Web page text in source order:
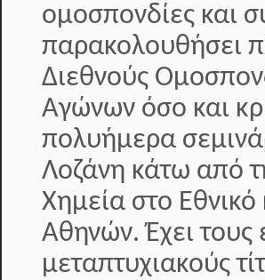
ομοσπονδίες και
παρακολουθήσει
Διεθνούς
Αγώνων όσο και
πολυήμερα
Λοζάνη κάτω από
Χημεία στο
Αθηνών. Έχει τους
μεταπτυχιακούς